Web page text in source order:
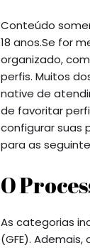
Conteúdo
18 anos.Se for
organizado,
perfis. Muitos
native de
de favoritar
configurar suas
para as
O
As categorias
(GFE).